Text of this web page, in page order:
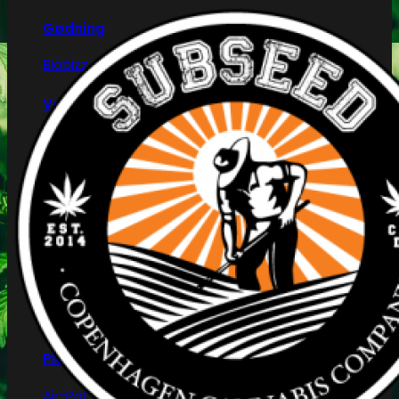
Gødning
Biobizz
Ventilation
Blæsere
Ventilationsrør -og slanger
Blæseregulator
Automatisering
Tidskontrol
Klimakontrol
Lys skinner
Vandkølere
Plantepotter og bakker